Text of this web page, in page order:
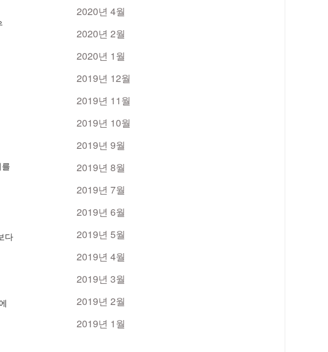
다
2020년 4월
2020년 2월
2020년 1월
2019년 12월
2019년 11월
2019년 10월
2019년 9월
2019년 8월
2019년 7월
2019년 6월
2019년 5월
2019년 4월
2019년 3월
2019년 2월
2019년 1월